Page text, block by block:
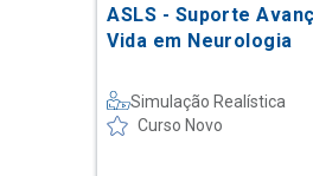
ASLS - Suporte
Vida em Neurologia
Simulação Realística
Curso Novo